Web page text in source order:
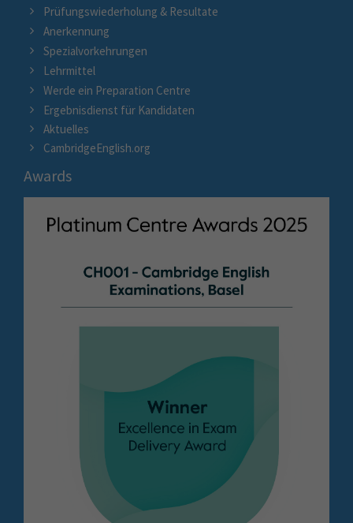
Prüfungswiederholung & Resultate
Anerkennung
Spezialvorkehrungen
Lehrmittel
Werde ein Preparation Centre
Ergebnisdienst für Kandidaten
Aktuelles
CambridgeEnglish.org
Awards